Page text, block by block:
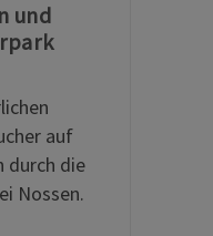
und
auf
durch die
Nossen.